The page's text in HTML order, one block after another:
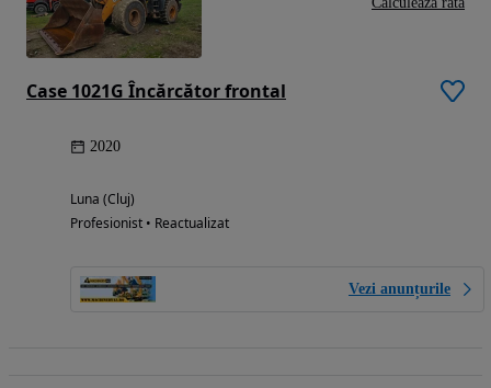
Case 1021G Încărcător frontal
2020
Luna (Cluj)
Profesionist • Reactualizat
Vezi anunțurile